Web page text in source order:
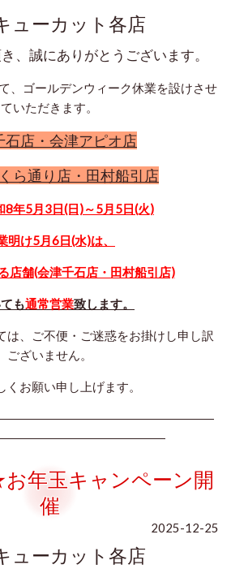
ューカット各店
、誠にありがとうございます。
、 ゴールデンウィーク休業を設けさせ
ていただきます。
石店・会津アピオ店
ら通り店・田村船引店
8年5月3日(日)～5月5日(火)
明け5月6日(水)は、
店舗(会津千石店・田村船引店)
も通常営業致します。
は、ご不便・ご迷惑をお掛けし申し訳
ございません。
くお願い申し上げます。
年玉キャンペーン開
催
2025-12-25
ューカット各店